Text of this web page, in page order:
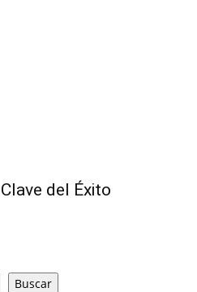
del Éxito
Buscar